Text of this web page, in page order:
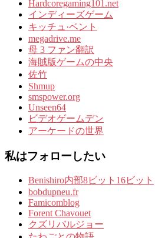
Hardcoregaming101.net
インディーズゲーム
キッチュ·ベント
megadrive.me
母 3 ファン翻訳
海賊版ゲームの中央
佐竹
Shmup
smspower.org
Unseen64
ビデオゲームデン
アーケードの世界
私はフォローしたい
Benishiro内部8ビット16ビット
bobdupneu.fr
Famicomblog
Forent Chavouet
クズリバルジョー